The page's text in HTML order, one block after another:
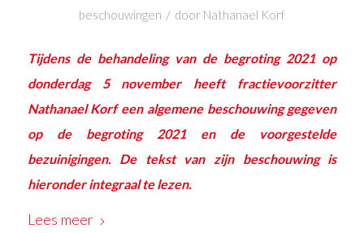
beschouwingen / door Nathanael Korf
Tijdens de behandeling van de begroting 2021 op
donderdag 5 november heeft fractievoorzitter
Nathanael Korf een algemene beschouwing gegeven
op de begroting 2021 en de voorgestelde
bezuinigingen. De tekst van zijn beschouwing is
hieronder integraal te lezen.
Lees meer